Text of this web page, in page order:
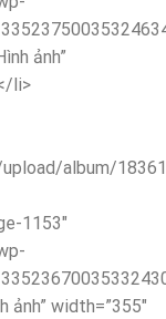
ảnh”
li>
album/
1153″
ảnh” width=”355″